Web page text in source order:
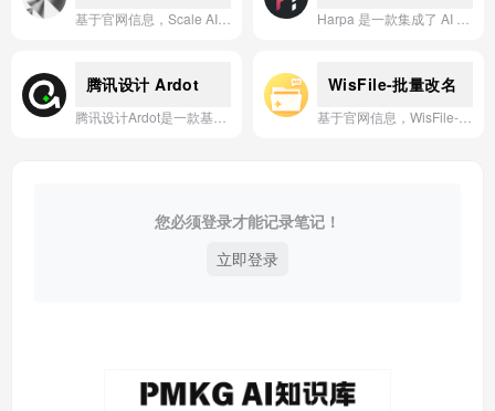
腾讯设计 Ardot WisFile-批量改名
您必须登录才能记录笔记！
立即登录